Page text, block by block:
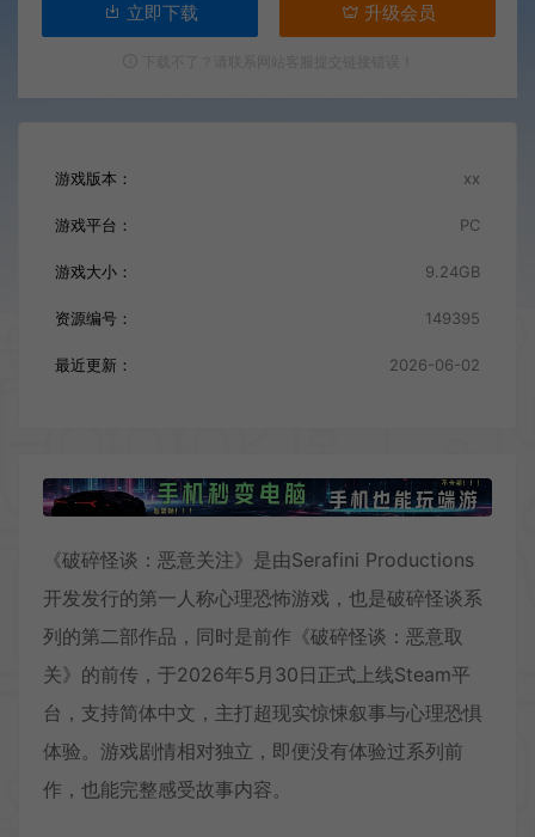
立即下载 升级会员
游戏版本： xx
游戏平台： PC
游戏大小： 9.24GB
资源编号： 149395
最近更新： 2026-06-02
《破碎怪谈：恶意关注》是由Serafini Productions
开发发行的第一人称心理恐怖游戏，也是破碎怪谈系
列的第二部作品，同时是前作《破碎怪谈：恶意取
关》的前传，于2026年5月30日正式上线Steam平
台，支持简体中文，主打超现实惊悚叙事与心理恐惧
体验。游戏剧情相对独立，即便没有体验过系列前
作，也能完整感受故事内容。